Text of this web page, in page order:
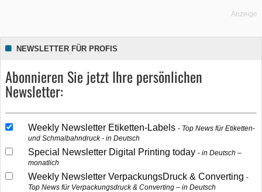
Anzeige
NEWSLETTER FÜR PROFIS
Abonnieren Sie jetzt Ihre persönlichen
Newsletter:
Weekly Newsletter Etiketten-Labels
Top News für Etiketten-
und Schmalbahndruck - in Deutsch
Special Newsletter Digital Printing today
in Deutsch –
monatlich
Weekly Newsletter VerpackungsDruck & Converting
Top News für Verpackungsdruck & Converting – in Deutsch